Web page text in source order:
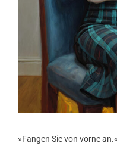
»Fangen Sie von vorne